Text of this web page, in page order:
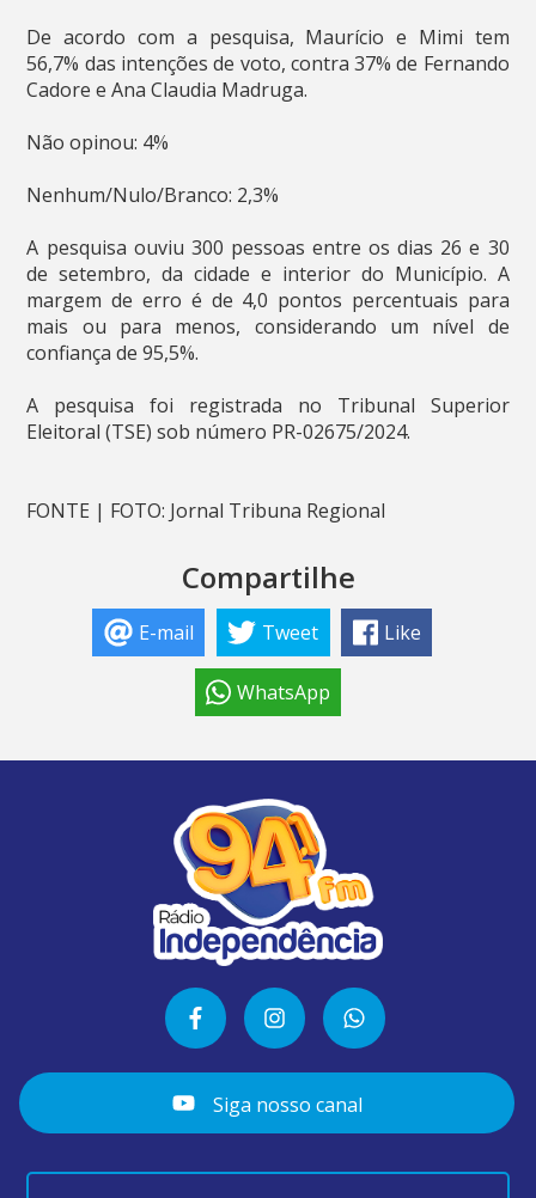
De acordo com a pesquisa, Maurício e Mimi tem
56,7% das intenções de voto, contra 37% de Fernando
Cadore e Ana Claudia Madruga.
Não opinou: 4%
Nenhum/Nulo/Branco: 2,3%
A pesquisa ouviu 300 pessoas entre os dias 26 e 30
de setembro, da cidade e interior do Município. A
margem de erro é de 4,0 pontos percentuais para
mais ou para menos, considerando um nível de
confiança de 95,5%.
A pesquisa foi registrada no Tribunal Superior
Eleitoral (TSE) sob número PR-02675/2024.
FONTE | FOTO: Jornal Tribuna Regional
Compartilhe
E-mail Tweet Like
WhatsApp
Siga nosso canal